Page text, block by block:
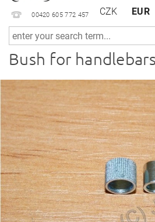
00420 605 772 457 CZK EUR
Bush for